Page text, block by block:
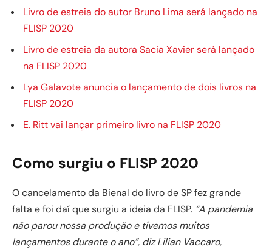
Livro de estreia do autor Bruno Lima será lançado na
FLISP 2020
Livro de estreia da autora Sacia Xavier será lançado
na FLISP 2020
Lya Galavote anuncia o lançamento de dois livros na
FLISP 2020
E. Ritt vai lançar primeiro livro na FLISP 2020
Como surgiu o FLISP 2020
O cancelamento da Bienal do livro de SP fez grande
falta e foi daí que surgiu a ideia da FLISP. “A pandemia
não parou nossa produção e tivemos muitos
lançamentos durante o ano”, diz Lilian Vaccaro,